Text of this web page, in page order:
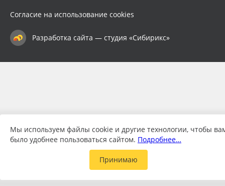
Согласие на использование cookies
Разработка сайта — студия «Сибирикс»
Мы используем файлы cookie и другие технологии, чтобы
было удобнее пользоваться сайтом. Подробнее…
Принимаю